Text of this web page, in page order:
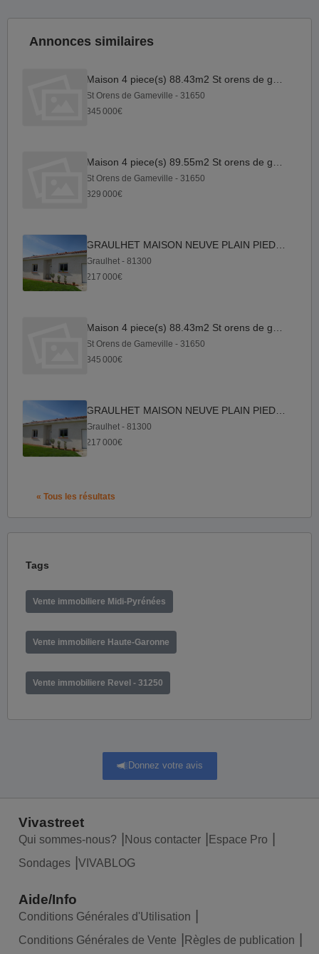
Annonces similaires
St Orens de Gameville - 31650
345 000€
St Orens de Gameville - 31650
329 000€
Graulhet - 81300
217 000€
St Orens de Gameville - 31650
345 000€
Graulhet - 81300
217 000€
« Tous les résultats
Tags
Vente immobiliere Midi-Pyrénées
Vente immobiliere Haute-Garonne
Vente immobiliere Revel - 31250
Donnez votre avis
Vivastreet
Qui sommes-nous? Nous contacter
Espace Pro
Sondages
VIVABLOG
Aide/Info
Conditions Générales d'Utilisation
Conditions Générales de Vente
Règles de publication